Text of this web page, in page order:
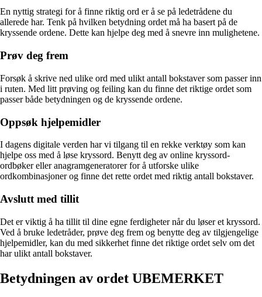
En nyttig strategi for å finne riktig ord er å se på ledetrådene du
allerede har. Tenk på hvilken betydning ordet må ha basert på de
kryssende ordene. Dette kan hjelpe deg med å snevre inn mulighetene.
Prøv deg frem
Forsøk å skrive ned ulike ord med ulikt antall bokstaver som passer inn
i ruten. Med litt prøving og feiling kan du finne det riktige ordet som
passer både betydningen og de kryssende ordene.
Oppsøk hjelpemidler
I dagens digitale verden har vi tilgang til en rekke verktøy som kan
hjelpe oss med å løse kryssord. Benytt deg av online kryssord-
ordbøker eller anagramgeneratorer for å utforske ulike
ordkombinasjoner og finne det rette ordet med riktig antall bokstaver.
Avslutt med tillit
Det er viktig å ha tillit til dine egne ferdigheter når du løser et kryssord.
Ved å bruke ledetråder, prøve deg frem og benytte deg av tilgjengelige
hjelpemidler, kan du med sikkerhet finne det riktige ordet selv om det
har ulikt antall bokstaver.
Betydningen av ordet UBEMERKET